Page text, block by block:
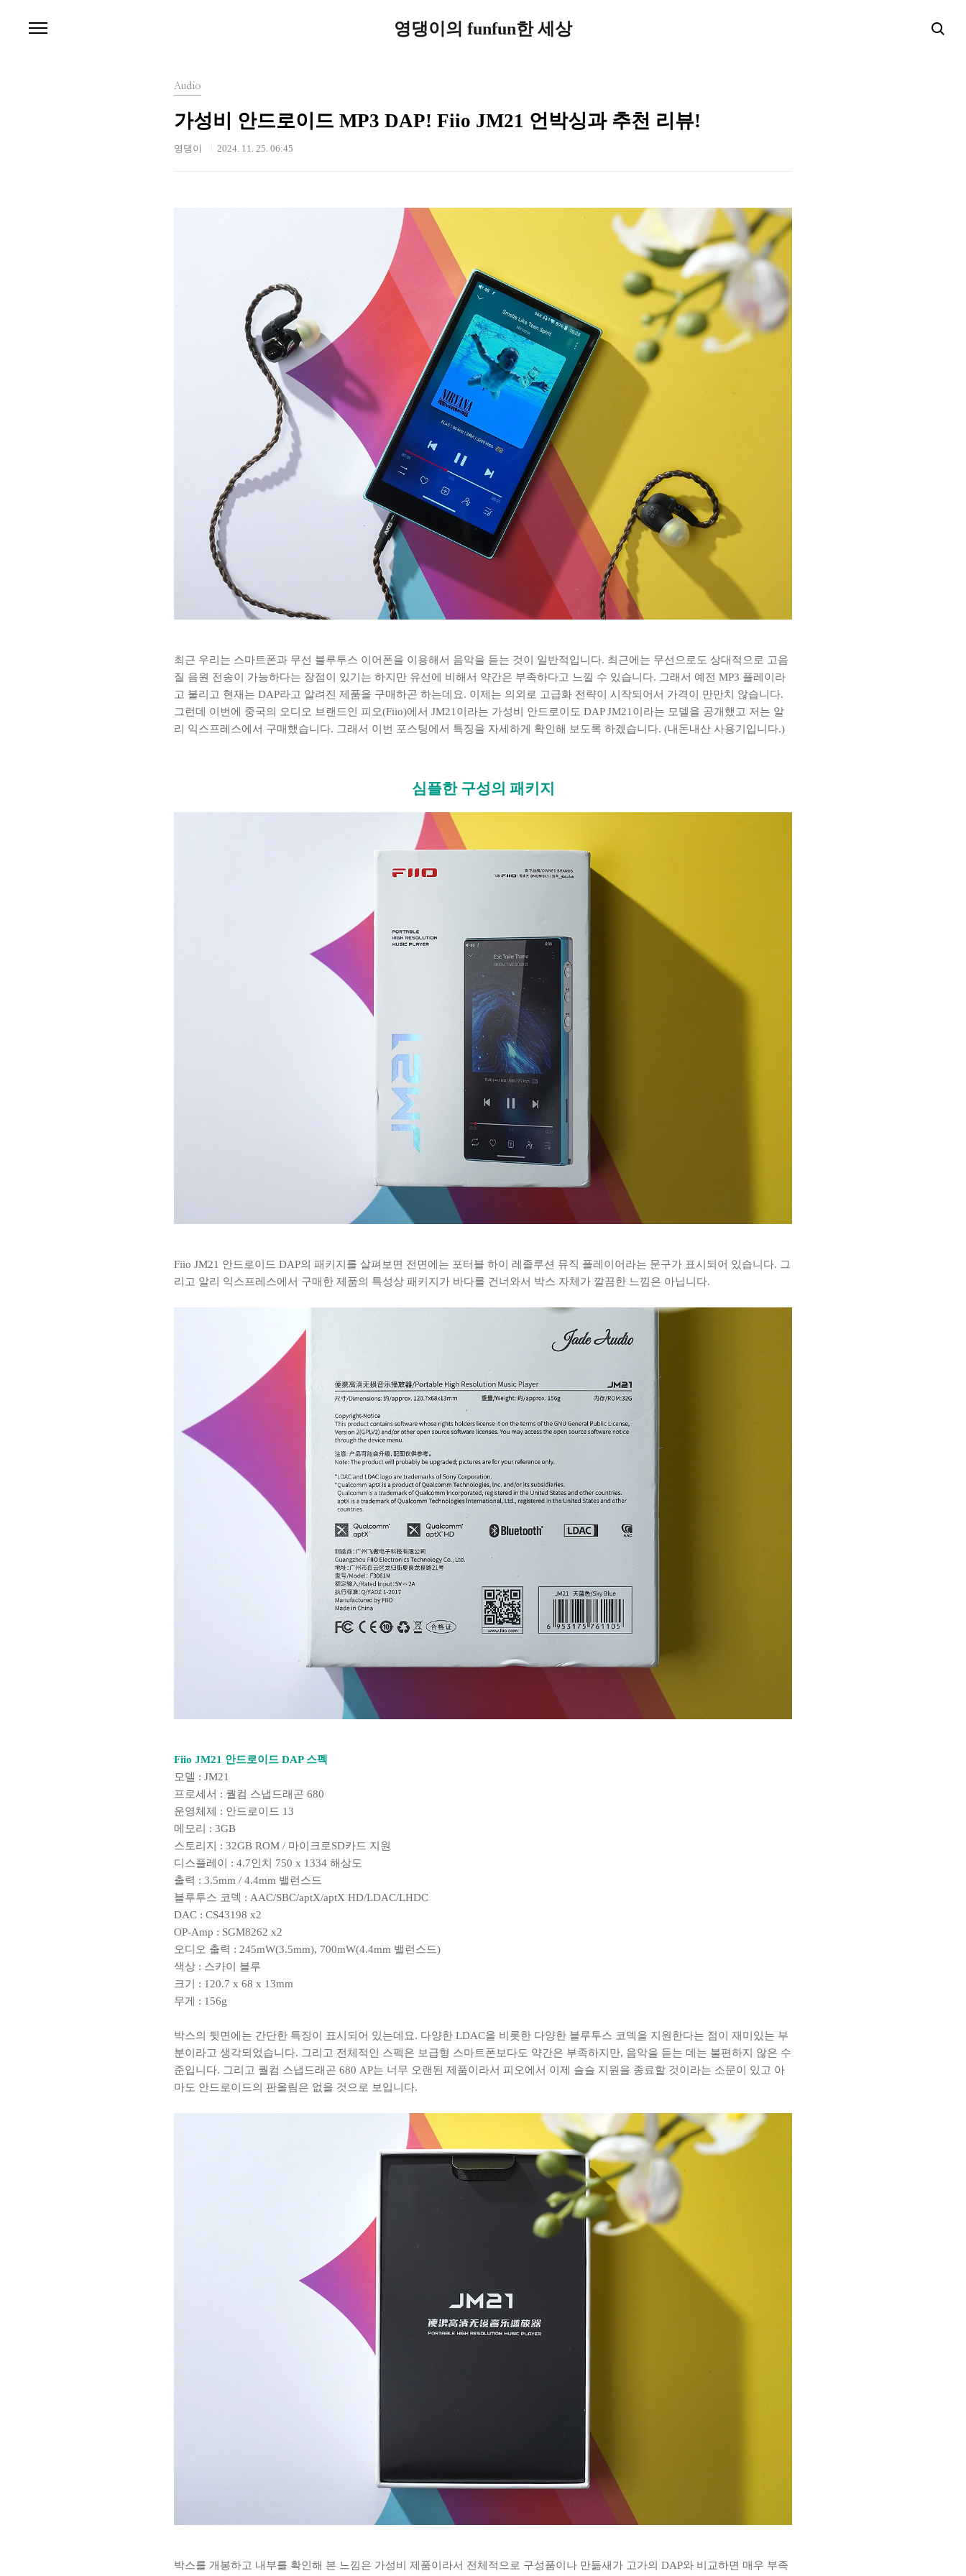
영댕이의 funfun한 세상
Audio
가성비 안드로이드 MP3 DAP! Fiio JM21 언박싱과 추천 리뷰!
영댕이 2024. 11. 25. 06:45
최근 우리는 스마트폰과 무선 블루투스 이어폰을 이용해서 음악을 듣는 것이 일반적입니다. 최근에는 무선으로도 상대적으로 고음
질 음원 전송이 가능하다는 장점이 있기는 하지만 유선에 비해서 약간은 부족하다고 느낄 수 있습니다. 그래서 예전 MP3 플레이라
고 불리고 현재는 DAP라고 알려진 제품을 구매하곤 하는데요. 이제는 의외로 고급화 전략이 시작되어서 가격이 만만치 않습니다.
그런데 이번에 중국의 오디오 브랜드인 피오(Fiio)에서 JM21이라는 가성비 안드로이도 DAP JM21이라는 모델을 공개했고 저는 알
리 익스프레스에서 구매했습니다. 그래서 이번 포스팅에서 특징을 자세하게 확인해 보도록 하겠습니다. (내돈내산 사용기입니다.)
심플한 구성의 패키지
Fiio JM21 안드로이드 DAP의 패키지를 살펴보면 전면에는 포터블 하이 레졸루션 뮤직 플레이어라는 문구가 표시되어 있습니다. 그
리고 알리 익스프레스에서 구매한 제품의 특성상 패키지가 바다를 건너와서 박스 자체가 깔끔한 느낌은 아닙니다.
Fiio JM21 안드로이드 DAP 스펙
모델 : JM21
프로세서 : 퀄컴 스냅드래곤 680
운영체제 : 안드로이드 13
메모리 : 3GB
스토리지 : 32GB ROM / 마이크로SD카드 지원
디스플레이 : 4.7인치 750 x 1334 해상도
출력 : 3.5mm / 4.4mm 밸런스드
블루투스 코덱 : AAC/SBC/aptX/aptX HD/LDAC/LHDC
DAC : CS43198 x2
OP-Amp : SGM8262 x2
오디오 출력 : 245mW(3.5mm), 700mW(4.4mm 밸런스드)
색상 : 스카이 블루
크기 : 120.7 x 68 x 13mm
무게 : 156g
박스의 뒷면에는 간단한 특징이 표시되어 있는데요. 다양한 LDAC을 비롯한 다양한 블루투스 코덱을 지원한다는 점이 재미있는 부
분이라고 생각되었습니다. 그리고 전체적인 스펙은 보급형 스마트폰보다도 약간은 부족하지만, 음악을 듣는 데는 불편하지 않은 수
준입니다. 그리고 퀄컴 스냅드래곤 680 AP는 너무 오랜된 제품이라서 피오에서 이제 슬슬 지원을 종료할 것이라는 소문이 있고 아
마도 안드로이드의 판올림은 없을 것으로 보입니다.
박스를 개봉하고 내부를 확인해 본 느낌은 가성비 제품이라서 전체적으로 구성품이나 만듦새가 고가의 DAP와 비교하면 매우 부족